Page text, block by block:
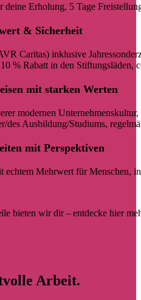
deine Erholung, 5 Tage
& Sicherheit
Caritas) inklusive
% Rabatt in den Stiftungsläden,
mit starken Werten
modernen
des Ausbildung/Studiums,
mit Perspektiven
echtem Mehrwert für Menschen,
bieten wir dir – entdecke hier
Arbeit.